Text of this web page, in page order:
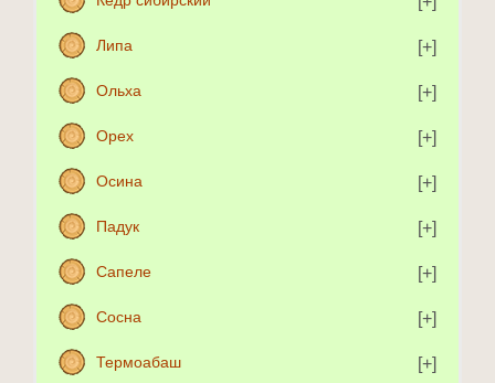
Липа
Ольха
Орех
Осина
Падук
Сапеле
Сосна
Термоабаш